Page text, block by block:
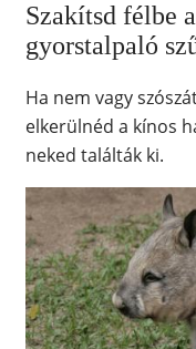
Szakítsd félbe
gyorstalpaló
Ha nem vagy
elkerülnéd a kínos
neked találták ki.